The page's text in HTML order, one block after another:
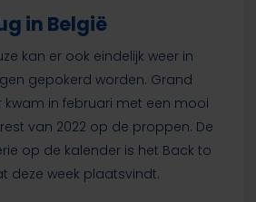
in België
kan er ook eindelijk weer in
gepokerd worden. Grand
kwam in februari met een mooi
van 2022 op de proppen. De
op de kalender is het Back to
deze week plaatsvindt.